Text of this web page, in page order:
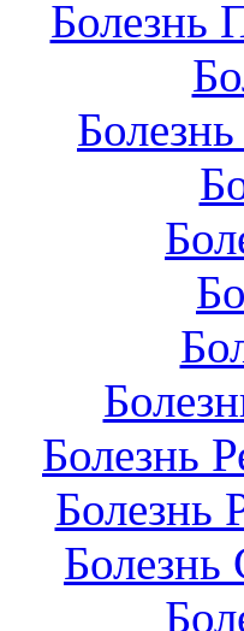
Болезнь
Болезнь
Болезнь
Болезнь